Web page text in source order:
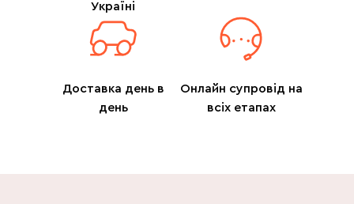
Україні
Доставка день в
день
Онлайн супровід на
всіх етапах